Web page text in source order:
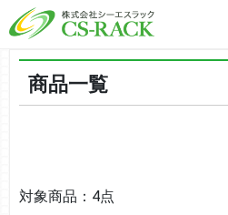
商品一覧
対象商品：4点